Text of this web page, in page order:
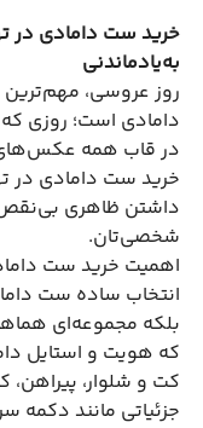
خرید ست دامادی در
به‌یادماندنی
روز عروسی، مهم‌ترین
دامادی است؛ روزی
در قاب همه عکس‌های
خرید ست دامادی در
داشتن ظاهری
شخصی‌تان.
اهمیت خرید ست
انتخاب ساده ست
بلکه مجموعه‌ای
که هویت و استایل
کت و شلوار، پیراهن،
جزئیاتی مانند